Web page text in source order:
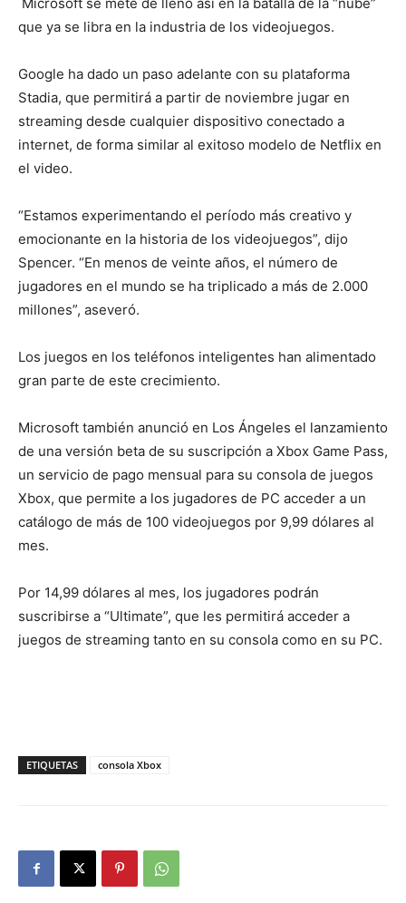
que ya se libra en la industria de los videojuegos.
Google ha dado un paso adelante con su plataforma
Stadia, que permitirá a partir de noviembre jugar en
streaming desde cualquier dispositivo conectado a
internet, de forma similar al exitoso modelo de Netflix en
el video.
“Estamos experimentando el período más creativo y
emocionante en la historia de los videojuegos”, dijo
Spencer. “En menos de veinte años, el número de
jugadores en el mundo se ha triplicado a más de 2.000
millones”, aseveró.
Los juegos en los teléfonos inteligentes han alimentado
gran parte de este crecimiento.
Microsoft también anunció en Los Ángeles el lanzamiento
de una versión beta de su suscripción a Xbox Game Pass,
un servicio de pago mensual para su consola de juegos
Xbox, que permite a los jugadores de PC acceder a un
catálogo de más de 100 videojuegos por 9,99 dólares al
mes.
Por 14,99 dólares al mes, los jugadores podrán
suscribirse a “Ultimate”, que les permitirá acceder a
juegos de streaming tanto en su consola como en su PC.
ETIQUETAS consola Xbox